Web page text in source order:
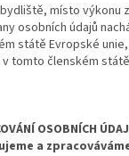
místo výkonu
osobních údajů
státě Evropské
tomto členském
OSOBNÍCH
a